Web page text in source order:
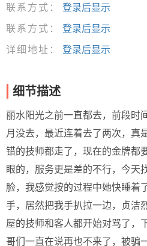
联系方式：
登录后显示
联系方式：
登录后显示
详细地址：
登录后显示
细节描述
丽水阳光之前一直都去，前段时
月没去，最近连着去了两次，真
错的技师都走了，现在的金牌都
眼的，服务更是差的不行，今天
脸，我感觉按的过程中她快睡着
手，居然把我手扒拉一边，贞洁
屋的技师和客人都开始对骂了，
哥们一直在说再也不来了，被骗